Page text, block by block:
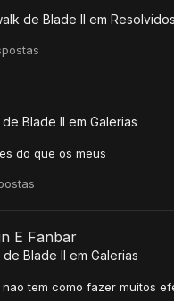
de Blade II em Resolvidos
de Blade II em Galerias
do que os meus
E Fanbar
de Blade II em Galerias
tem como fazer muitos